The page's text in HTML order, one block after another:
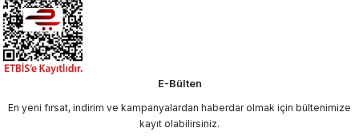
E-Bülten
En yeni fırsat, indirim ve kampanyalardan haberdar olmak için bültenimize
kayıt olabilirsiniz.